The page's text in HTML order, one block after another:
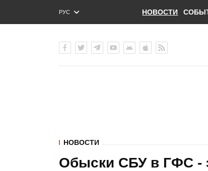
РУС
ENG
НОВОСТИ
НОВОСТИ
Обыски СБУ в ГФС -